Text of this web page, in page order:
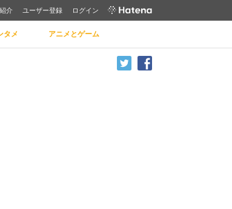
介 ユーザー登録 ログイン
タメ アニメとゲーム